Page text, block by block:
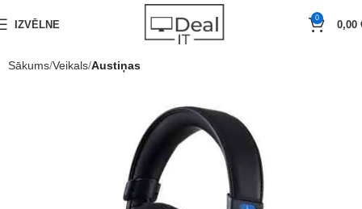
IZVĒLNE
0
0,00
Sākums Veikals Austiņas